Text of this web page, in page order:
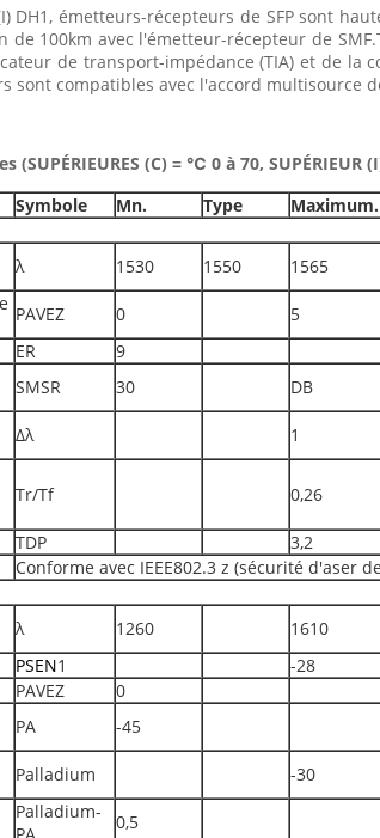
DH1, émetteurs-récepteurs de SFP sont
de 100km avec l'émetteur-récepteur de
de transport-impédance (TIA) et de la
sont compatibles avec l'accord multisource
(C) = ℃ 0 à 70, SUPÉRIEUR
Symbole Mn. Type Maximum.
λ 1530 1550 1565
PAVEZ 0 5
ER 9
SMSR 30
DB
Δλ 1
Tr/Tf 0,26
TDP 3,2
Conforme avec IEEE802.3 z (sécurité d'aser
λ 1260 1610
PSEN1 -28
PAVEZ 0
PA -45
Palladium -30
Palladium-
0,5